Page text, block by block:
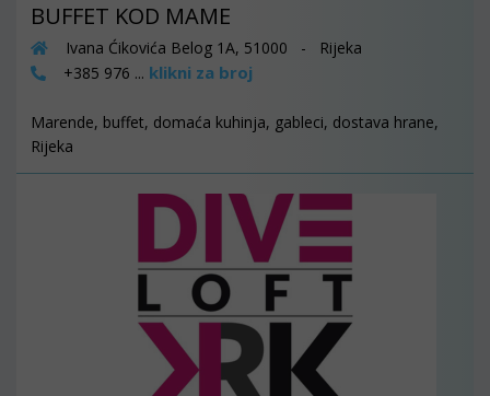
BUFFET KOD MAME
Ivana Ćikovića Belog 1A, 51000 - Rijeka
+385 976 ... klikni za broj
Marende, buffet, domaća kuhinja, gableci, dostava hrane,
Rijeka